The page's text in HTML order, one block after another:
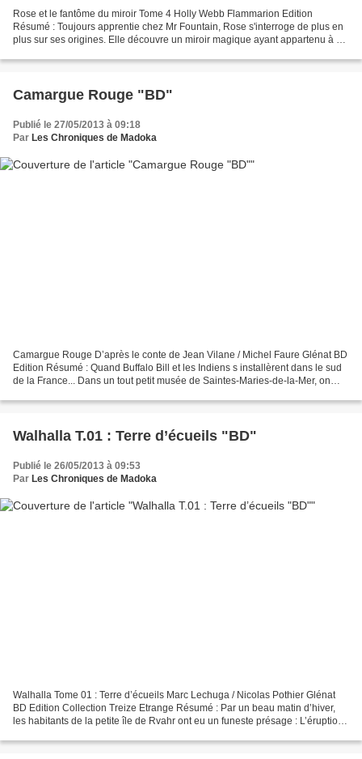
Rose et le fantôme du miroir Tome 4 Holly Webb Flammarion Edition
Résumé : Toujours apprentie chez Mr Fountain, Rose s'interroge de plus en
plus sur ses origines. Elle découvre un miroir magique ayant appartenu à sa
Camargue Rouge "BD"
Publié le 27/05/2013 à 09:18
Par Les Chroniques de Madoka
Camargue Rouge D’après le conte de Jean Vilane / Michel Faure Glénat BD
Edition Résumé : Quand Buffalo Bill et les Indiens s installèrent dans le sud
de la France... Dans un tout petit musée de Saintes-Maries-de-la-Mer, on
Walhalla T.01 : Terre d’écueils "BD"
Publié le 26/05/2013 à 09:53
Par Les Chroniques de Madoka
Walhalla Tome 01 : Terre d’écueils Marc Lechuga / Nicolas Pothier Glénat
BD Edition Collection Treize Etrange Résumé : Par un beau matin d’hiver,
les habitants de la petite île de Rvahr ont eu un funeste présage : L’éruption